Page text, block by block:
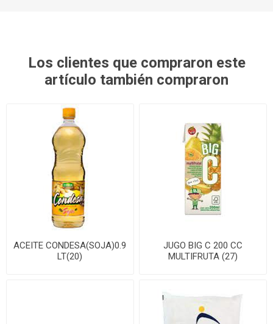
Los clientes que compraron este
artículo también compraron
ACEITE CONDESA(SOJA)0.9
LT(20)
JUGO BIG C 200 CC
MULTIFRUTA (27)